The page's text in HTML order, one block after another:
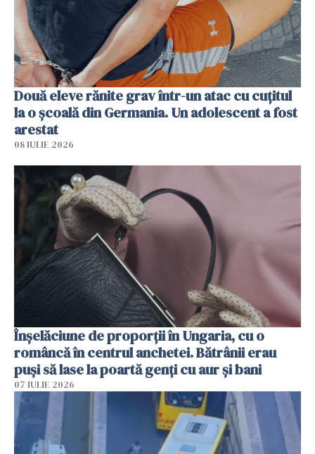
Două eleve rănite grav într-un atac cu cuțitul
la o școală din Germania. Un adolescent a fost
arestat
08 IULIE 2026
Înșelăciune de proporții în Ungaria, cu o
româncă în centrul anchetei. Bătrânii erau
puși să lase la poartă genți cu aur și bani
07 IULIE 2026